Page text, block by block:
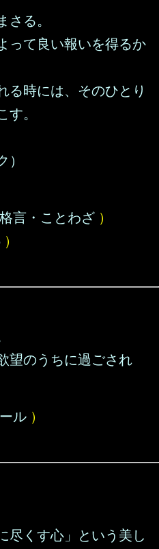
さる。
って良い報いを得るか
る時には、そのひとり
す。
）
言・ことわざ ）
）
望のうちに過ごされ
ル ）
尽くす心」という美し